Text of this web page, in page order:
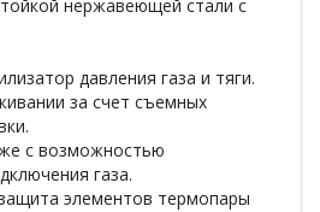
нержавеющей стали с
давления газа и тяги.
за счет съемных
с возможностью
газа.
элементов термопары